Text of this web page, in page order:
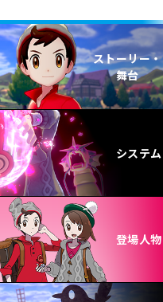
ストーリー・
舞台
システム
登場人物